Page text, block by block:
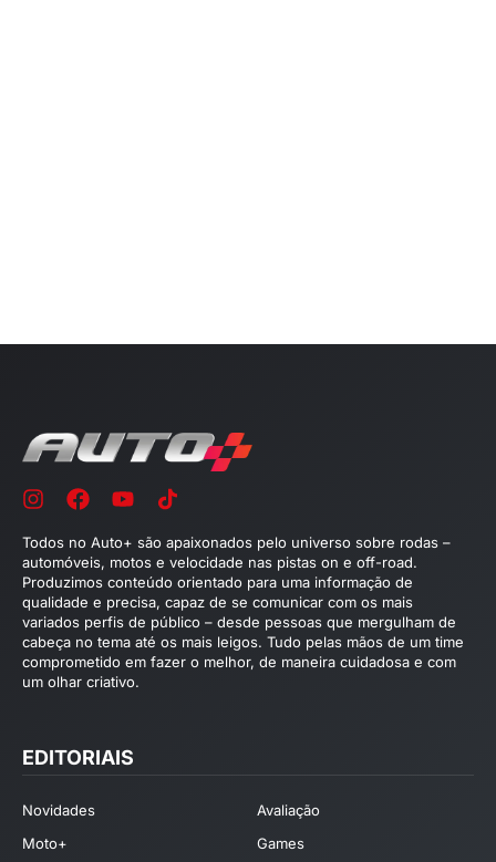
Todos no Auto+ são apaixonados pelo universo sobre rodas –
automóveis, motos e velocidade nas pistas on e off-road.
Produzimos conteúdo orientado para uma informação de
qualidade e precisa, capaz de se comunicar com os mais
variados perfis de público – desde pessoas que mergulham de
cabeça no tema até os mais leigos. Tudo pelas mãos de um time
comprometido em fazer o melhor, de maneira cuidadosa e com
um olhar criativo.
EDITORIAIS
Novidades
Avaliação
Moto+
Games